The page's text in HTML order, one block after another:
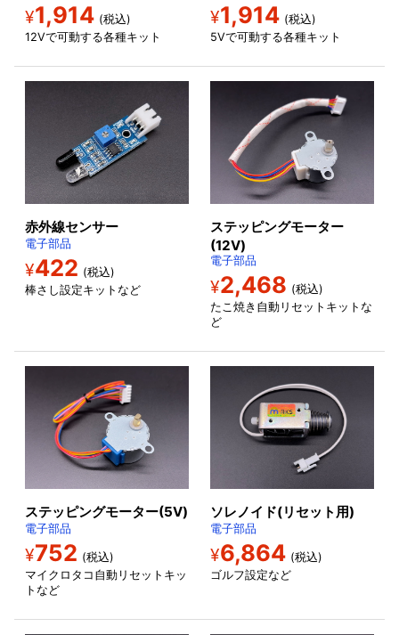
¥1,914 (税込)
12Vで可動する各種キット
¥1,914 (税込)
5Vで可動する各種キット
赤外線センサー
電子部品
¥422 (税込)
棒さし設定キットなど
ステッピングモーター
(12V)
電子部品
¥2,468 (税込)
たこ焼き自動リセットキットな
ど
ステッピングモーター(5V)
電子部品
¥752 (税込)
マイクロタコ自動リセットキッ
トなど
ソレノイド(リセット用)
電子部品
¥6,864 (税込)
ゴルフ設定など